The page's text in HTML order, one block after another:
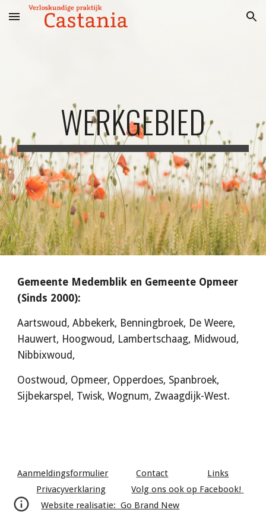
Skip to main content Skip to navigation
WERKGEBIED
Gemeente Medemblik en Gemeente Opmeer
(Sinds 2000):
Aartswoud, Abbekerk, Benningbroek, De Weere,
Hauwert, Hoogwoud, Lambertschaag, Midwoud,
Nibbixwoud,
Oostwoud, Opmeer, Opperdoes, Spanbroek,
Sijbekarspel, Twisk, Wognum, Zwaagdijk-West.
Aanmeldingsformulier Contact
Links
Privacyverklaring
Website realisatie:  Go Brand New